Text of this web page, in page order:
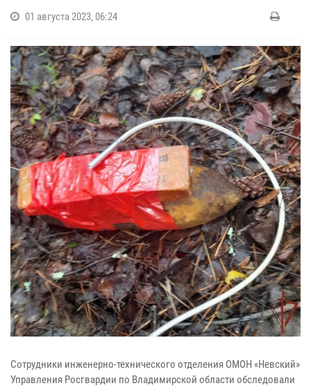
01 августа 2023, 06:24
Сотрудники инженерно-технического отделения ОМОН «Невский»
Управления Росгвардии по Владимирской области обследовали